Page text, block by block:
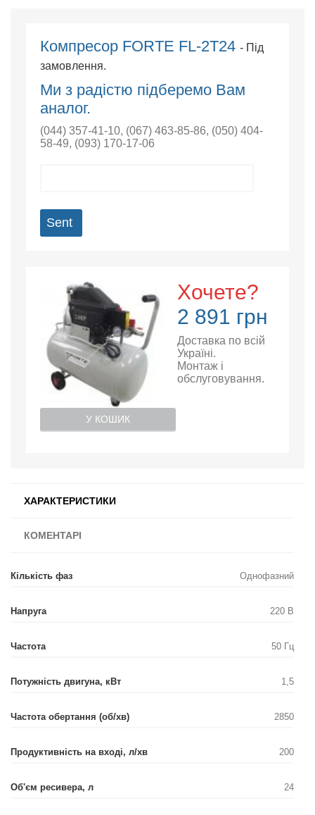
Компресор FORTE FL-2T24 - Під
замовлення.
Ми з радістю підберемо Вам
аналог.
(044) 357-41-10, (067) 463-85-86, (050) 404-
58-49, (093) 170-17-06
Sent
Хочете?
2 891 грн
Доставка по всій
Україні.
Монтаж і
обслуговування.
У КОШИК
ХАРАКТЕРИСТИКИ
КОМЕНТАРІ
Кількість фаз Однофазний
Напруга 220 В
Частота 50 Гц
Потужність двигуна, кВт 1,5
Частота обертання (об/хв) 2850
Продуктивність на вході, л/хв 200
Об'єм ресивера, л 24